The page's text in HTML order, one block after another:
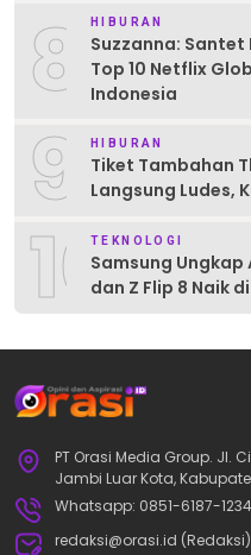
8 HIBURAN
Suzzanna:
Top 10 Netflix
Indonesia
9 HIBURAN
Tiket Tambahan
Langsung Ludes,
10TEKNOLOGI
Samsung Ungkap
dan Z Flip 8 Naik
PT Orasi Media Group. Jl.
Jambi Luar Kota,
Whatsapp: 0851-6187-1234
redaksi@orasi.id (Redaksi)